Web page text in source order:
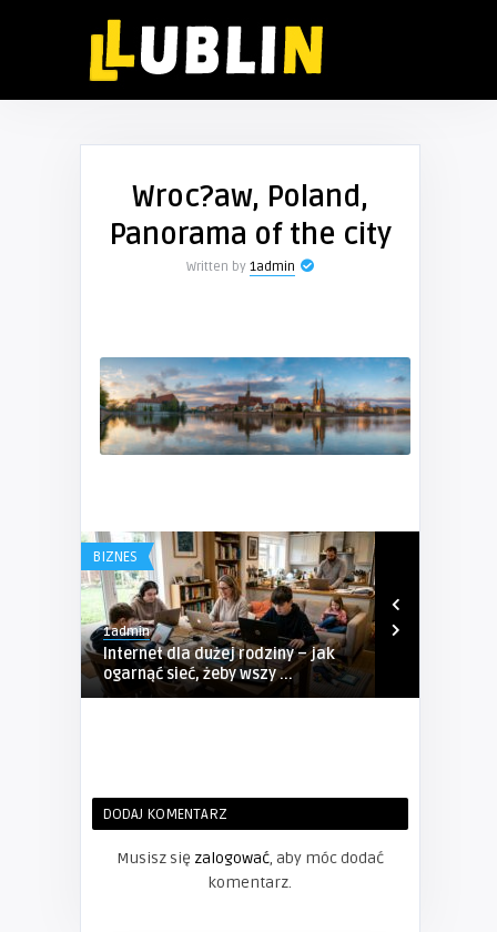
Wroc?aw, Poland,
Panorama of the city
Written by 1admin
BIZNES
1admin
Internet dla dużej rodziny – jak
ogarnąć sieć, żeby wszy ...
DODAJ KOMENTARZ
Musisz się zalogować, aby móc dodać
komentarz.